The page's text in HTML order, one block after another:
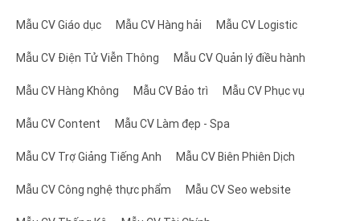
Trong thị trường việc làm, ngành thương mại điện tử
các ứng viên. Nguyên nhân chính đằng sau sự cạnh
tranh này chính là do ngành thương mại điện tử đang
Với sự tăng trưởng vượt bậc và những cơ hội việc
làm đa dạng, nhiều ứng viên muốn tham gia vào
Mẫu CV Giáo dục Mẫu CV Hàng hải Mẫu CV Logistic
Mẫu CV Điện Tử Viễn Thông Mẫu CV Quản lý điều hành
Mẫu CV Hàng Không Mẫu CV Bảo trì Mẫu CV Phục vụ
Mẫu CV Content Mẫu CV Làm đẹp - Spa
Mẫu CV Trợ Giảng Tiếng Anh Mẫu CV Biên Phiên Dịch
Mẫu CV Công nghệ thực phẩm Mẫu CV Seo website